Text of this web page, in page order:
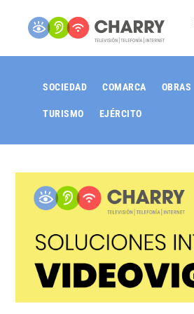
SOCIEDAD COMARCA OBRAS
TURISMO EJÉRCITO